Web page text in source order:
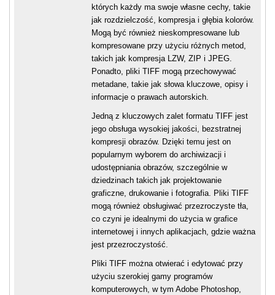
których każdy ma swoje własne cechy, takie
jak rozdzielczość, kompresja i głębia kolorów.
Mogą być również nieskompresowane lub
kompresowane przy użyciu różnych metod,
takich jak kompresja LZW, ZIP i JPEG.
Ponadto, pliki TIFF mogą przechowywać
metadane, takie jak słowa kluczowe, opisy i
informacje o prawach autorskich.
Jedną z kluczowych zalet formatu TIFF jest
jego obsługa wysokiej jakości, bezstratnej
kompresji obrazów. Dzięki temu jest on
popularnym wyborem do archiwizacji i
udostępniania obrazów, szczególnie w
dziedzinach takich jak projektowanie
graficzne, drukowanie i fotografia. Pliki TIFF
mogą również obsługiwać przezroczyste tła,
co czyni je idealnymi do użycia w grafice
internetowej i innych aplikacjach, gdzie ważna
jest przezroczystość.
Pliki TIFF można otwierać i edytować przy
użyciu szerokiej gamy programów
komputerowych, w tym Adobe Photoshop,